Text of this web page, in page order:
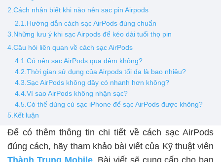
Thay vỏ
2.Cách nhận biết khi nào nên sạc pin Airpods
2.1.Hướng dẫn cách sạc AirPods đúng chuẩn
3.Những lưu ý khi sạc Airpods để kéo dài tuổi thọ pin
4.Câu hỏi liên quan về cách sạc AirPods
4.1.Có nên sạc AirPods qua đêm không?
4.2.Thời gian sử dụng của Airpods tối đa là bao nhiêu?
4.3.Sạc AirPods không dây có nhanh hơn không?
4.4.Vì sao AirPods không nhận sạc?
4.5.Có thể dùng củ sạc iPhone để sạc AirPods được không?
5.Kết luận
Để có thêm thông tin chi tiết về cách sạc AirPods
đúng cách, hãy tham khảo bài viết của Kỹ thuật viên
Thành Trung Mobile. Bài viết sẽ cung cấp cho bạn